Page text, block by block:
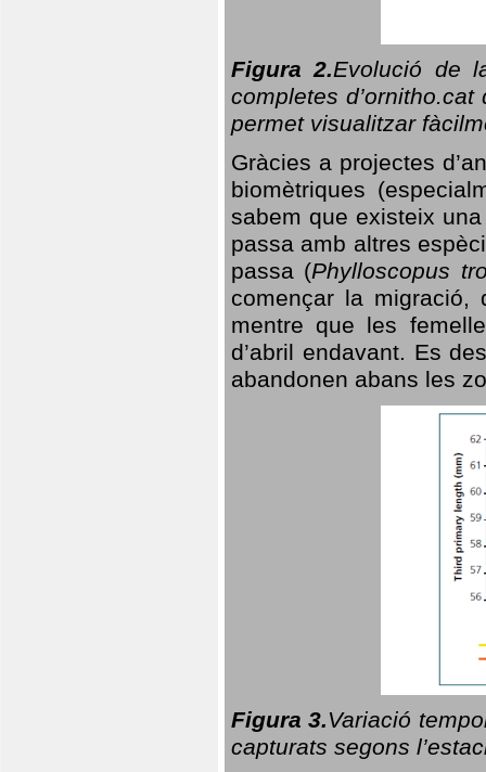
Figura 2.Evolució de
completes
permet visualitzar
Gràcies a projectes
biomètriques
sabem que existeix
passa amb altres
passa (Phylloscopus
començar la migració,
mentre que les
d’abril endavant. Es
abandonen abans les
Figura 3.Variació
capturats segons